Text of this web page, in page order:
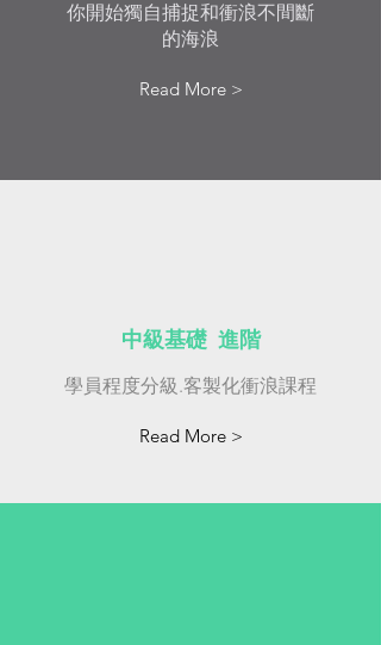
你開始獨自捕捉和衝浪不間斷
的海浪
Read More >
中級基礎 進階
學員程度分級.客製化衝浪課程
Read More >